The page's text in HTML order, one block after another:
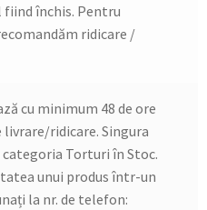
închis. Pentru
ridicare /
cu minimum 48 de ore
ridicare. Singura
Torturi în Stoc.
unui produs într-un
la nr. de telefon: